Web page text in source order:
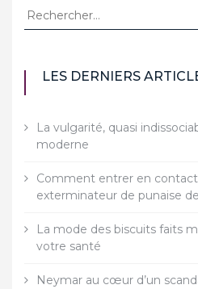
Rechercher :
LES DERNIERS
La vulgarité, quasi
moderne
Comment entrer en
exterminateur de punaise
La mode des biscuits faits
votre santé
Neymar au cœur d’un